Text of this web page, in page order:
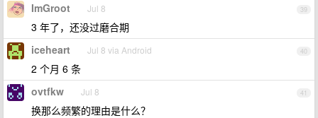
39
ImGroot Jul 8
3 年了，还没过磨合期
40
iceheart Jul 8 via Android
2 个月 6 条
41
ovtfkw Jul 8
换那么频繁的理由是什么？